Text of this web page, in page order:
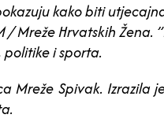
kako biti
Mreže Hrvatskih Žena.
i sporta.
Spivak. Izrazila